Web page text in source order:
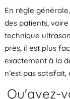
En règle
des patients,
technique
près, il est plus
exactement à la
n’est pas
Qu'avez-